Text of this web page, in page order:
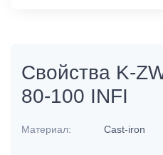
Свойства K-
80-100 INFI
Материал: Cast-iron